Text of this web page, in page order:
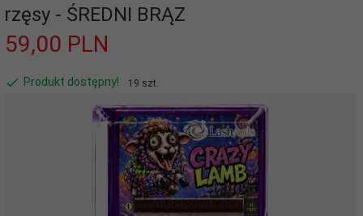
rzęsy - ŚREDNI BRĄZ
59,00 PLN
Produkt dostępny! 19 szt.